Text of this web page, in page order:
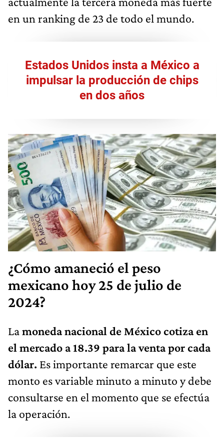
en un ranking de 23 de todo el mundo.
Estados Unidos insta a México a
impulsar la producción de chips
en dos años
¿Cómo amaneció el peso
mexicano hoy 25 de julio de
2024?
Lamoneda nacional de México cotiza en
el mercado a 18.39 para la venta por cada
dólar. Es importante remarcar que este
monto es variable minuto a minuto y debe
consultarse en el momento que se efectúa
la operación.